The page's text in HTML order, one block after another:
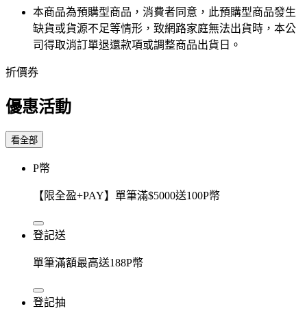
本商品為預購型商品，消費者同意，此預購型商品發生
缺貨或貨源不足等情形，​致網路家庭無法出貨時，本公
司得取消訂單退還款項或調整商品出貨日。
折價券
優惠活動
看全部
P幣
【限全盈+PAY】單筆滿$5000送100P幣
登記送
單筆滿額最高送188P幣
登記抽